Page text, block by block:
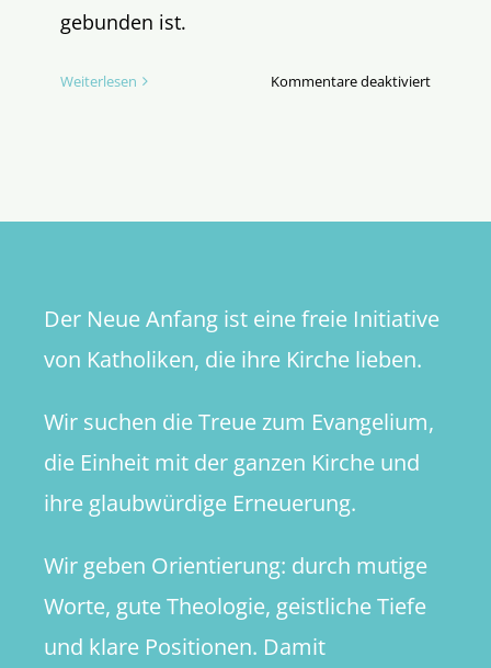
gebunden ist.
Weiterlesen Kommentare deaktiviertfür
Der Neue Anfang ist eine freie Initiative
von Katholiken, die ihre Kirche lieben.
Wir suchen die Treue zum Evangelium,
die Einheit mit der ganzen Kirche und
ihre glaubwürdige Erneuerung.
Wir geben Orientierung: durch mutige
Worte, gute Theologie, geistliche Tiefe
und klare Positionen. Damit